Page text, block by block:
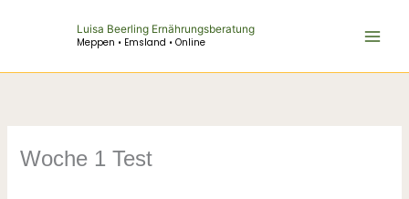
Luisa Beerling Ernährungsberatung
Meppen • Emsland • Online
Woche 1 Test